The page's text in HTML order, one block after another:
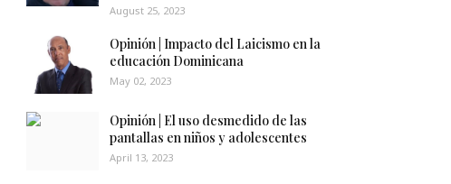
August 25, 2023
Opinión | Impacto del Laicismo en la
educación Dominicana
May 02, 2023
Opinión | El uso desmedido de las
pantallas en niños y adolescentes
April 13, 2023